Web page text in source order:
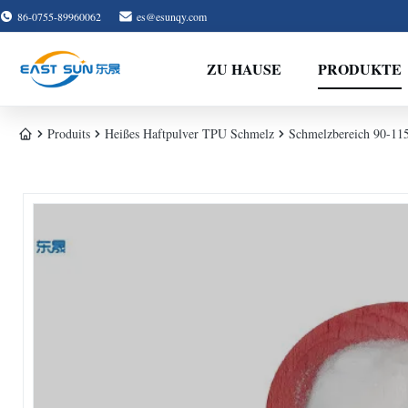
86-0755-89960062 es@esunqy.com
ZU HAUSE PRODUKTE
Produits Heißes Haftpulver TPU Schmelz Schmelzbereich 90-